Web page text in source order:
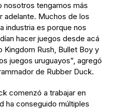
nosotros tengamos más
adelante. Muchos de los
industria es porque nos
hacer juegos desde acá
Rush, Bullet Boy y
juegos uruguayos”, agregó
de Rubber Duck.
comenzó a trabajar en
ha conseguido múltiples